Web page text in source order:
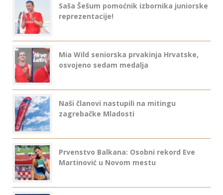
Saša Šešum pomoćnik izbornika juniorske
reprezentacije!
Mia Wild seniorska prvakinja Hrvatske,
osvojeno sedam medalja
Naši članovi nastupili na mitingu
zagrebačke Mladosti
Prvenstvo Balkana: Osobni rekord Eve
Martinović u Novom mestu